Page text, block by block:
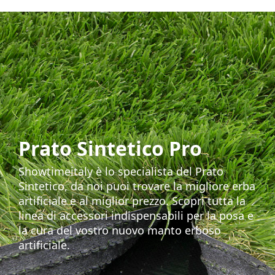
Prato Sintetico Pro
Showtimeitaly è lo specialista del Prato
Sintetico, da noi puoi trovare la migliore erba
artificiale e al miglior prezzo. Scopri tutta la
linea di accessori indispensabili per la posa e
la cura del vostro nuovo manto erboso
artificiale.